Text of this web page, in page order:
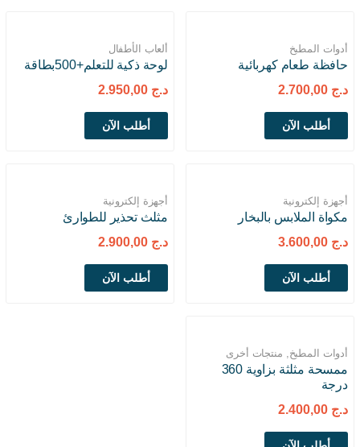
الدفع يتم بعد استلام المنتج
إشتري بكل ثقة وأمان
أدوات المطبخ
حافظة طعام كهربائية
د.ج
أطلب الآن
ألعاب الأطفال
لوحة ذكية للتعلم+500بطاقة
د.ج
أطلب الآن
أجهزة إلكترونية
مكواة الملابس بالبخار
د.ج
أطلب الآن
أجهزة إلكترونية
مثلث تحذير للطوارئ
د.ج
أطلب الآن
أدوات المطبخ, منتجات أخرى
ممسحة مثلثة بزاوية 360
درجة
د.ج